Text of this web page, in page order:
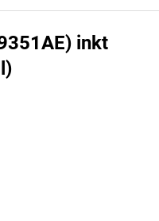
inkt